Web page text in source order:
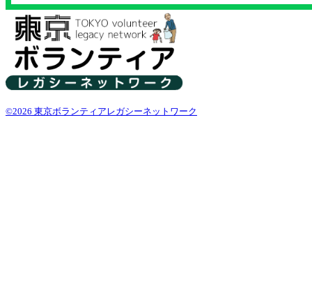
©2026 東京ボランティアレガシーネットワーク